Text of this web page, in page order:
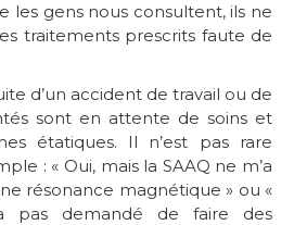
les gens nous consultent, ils ne
traitements prescrits faute de
d’un accident de travail ou de
sont en attente de soins et
étatiques. Il n’est pas rare
: « Oui, mais la SAAQ ne m’a
résonance magnétique » ou «
pas demandé de faire des